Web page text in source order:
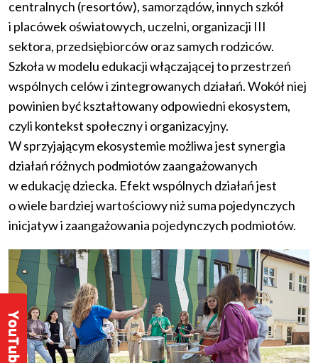
centralnych (resortów), samorządów, innych szkół
i placówek oświatowych, uczelni, organizacji III
sektora, przedsiębiorców oraz samych rodziców.
Szkoła w modelu edukacji włączającej to przestrzeń
wspólnych celów i zintegrowanych działań. Wokół niej
powinien być kształtowany odpowiedni ekosystem,
czyli kontekst społeczny i organizacyjny.
W sprzyjającym ekosystemie możliwa jest synergia
działań różnych podmiotów zaangażowanych
w edukację dziecka. Efekt wspólnych działań jest
o wiele bardziej wartościowy niż suma pojedynczych
inicjatyw i zaangażowania pojedynczych podmiotów.